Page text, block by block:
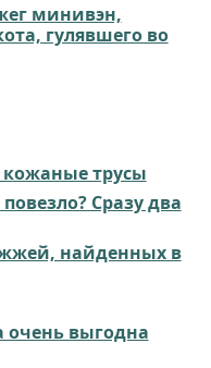
минивэн,
гулявшего во
кожаные трусы
Сразу два
найденных в
очень выгодна